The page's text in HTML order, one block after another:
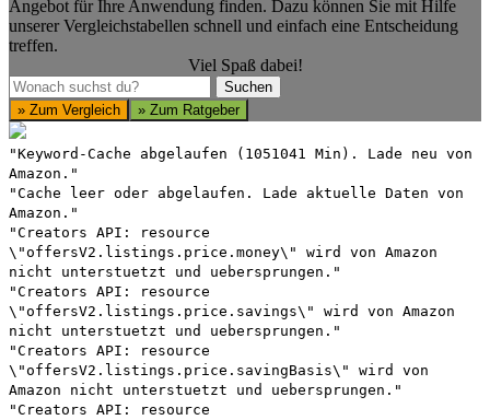
Angebot für Ihre Anwendung finden. Dazu können Sie mit Hilfe
unserer Vergleichstabellen schnell und einfach eine Entscheidung
treffen.
Viel Spaß dabei!
Suchen
Suchen
» Zum Vergleich
» Zum Ratgeber
"Keyword-Cache abgelaufen (1051041 Min). Lade neu von
Amazon."
"Cache leer oder abgelaufen. Lade aktuelle Daten von
Amazon."
"Creators API: resource
\"offersV2.listings.price.money\" wird von Amazon
nicht unterstuetzt und uebersprungen."
"Creators API: resource
\"offersV2.listings.price.savings\" wird von Amazon
nicht unterstuetzt und uebersprungen."
"Creators API: resource
\"offersV2.listings.price.savingBasis\" wird von
Amazon nicht unterstuetzt und uebersprungen."
"Creators API: resource